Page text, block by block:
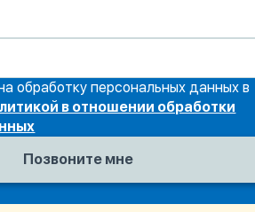
обработку персональных данных в
в отношении обработки